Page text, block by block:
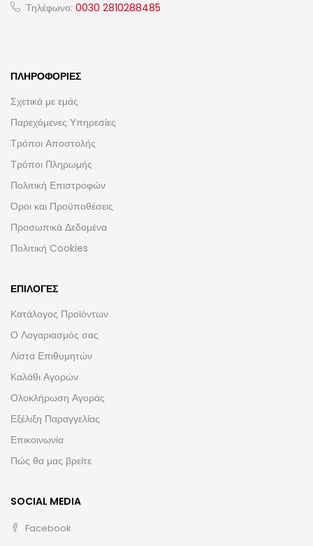
Τηλέφωνο: 0030 2810288485
ΠΛΗΡΟΦΟΡΊΕΣ
Σχετικά με εμάς
Παρεχόμενες Υπηρεσίες
Τρόποι Αποστολής
Τρόποι Πληρωμής
Πολιτική Επιστροφών
Όροι και Προϋποθέσεις
Προσωπικά Δεδομένα
Πολιτική Cookies
ΕΠΙΛΟΓΈΣ
Κατάλογος Προϊόντων
Ο Λογαριασμός σας
Λίστα Επιθυμητών
Καλάθι Αγορών
Ολοκλήρωση Αγοράς
Εξέλιξη Παραγγελίας
Επικοινωνία
Πώς θα μας βρείτε
SOCIAL MEDIA
Facebook